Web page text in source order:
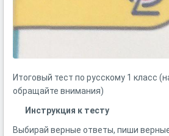
Итоговый тест по русскому 1 класс
обращайте внимания)
Инструкция к тесту
Выбирай верные ответы, пиши